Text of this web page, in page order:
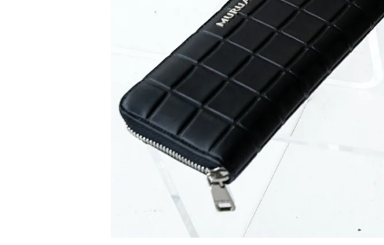
バッグ
ショルダーバッグ
トートバッグ